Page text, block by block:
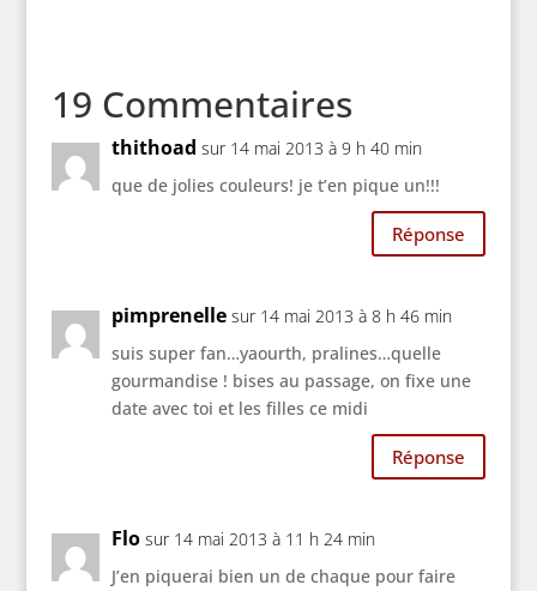
19 Commentaires
thithoad sur 14 mai 2013 à 9 h 40 min
que de jolies couleurs! je t’en pique un!!!
Réponse
pimprenelle sur 14 mai 2013 à 8 h 46 min
suis super fan…yaourth, pralines…quelle
gourmandise ! bises au passage, on fixe une
date avec toi et les filles ce midi
Réponse
Flo sur 14 mai 2013 à 11 h 24 min
J’en piquerai bien un de chaque pour faire